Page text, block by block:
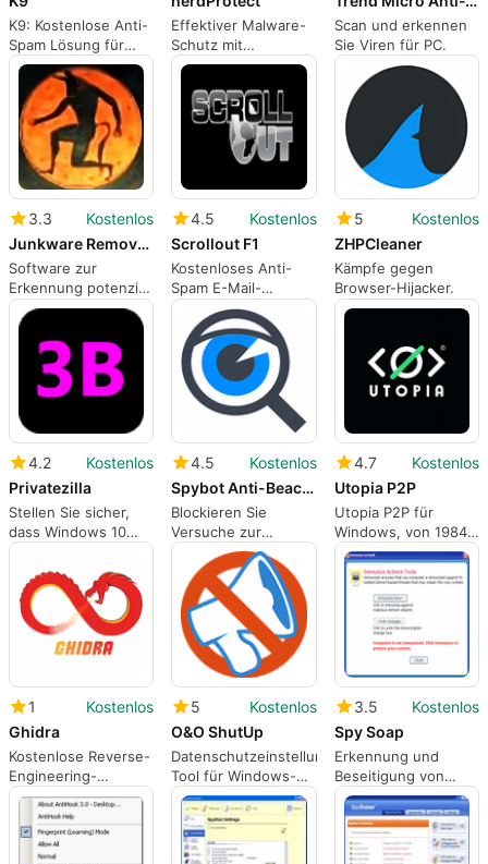
K9: Kostenlose Anti-
Spam Lösung für
Windows
Effektiver Malware-
Schutz mit
herdProtect
Scan und erkennen
Sie Viren für PC.
3.3
Kostenlos
Junkware Removal Tool
Software zur
Erkennung potenziell
unerwünschter
Programme aus
einem
Betriebssystem
4.5
Kostenlos
Scrollout F1
Kostenloses Anti-
Spam E-Mail-
Gateway
5
Kostenlos
ZHPCleaner
Kämpfe gegen
Browser-Hijacker.
4.2
Kostenlos
Privatezilla
Stellen Sie sicher,
dass Windows 10
den
Datenschutzrichtlinien
entspricht.
4.5
Kostenlos
Spybot Anti-Beacon
Blockieren Sie
Versuche zur
Datensammlung.
4.7
Kostenlos
Utopia P2P
Utopia P2P für
Windows, von 1984
Group LP.
1
Kostenlos
Ghidra
Kostenlose Reverse-
Engineering-
Software
5
Kostenlos
O&O ShutUp
Datenschutzeinstellungen-
Tool für Windows-
PCs
3.5
Kostenlos
Spy Soap
Erkennung und
Beseitigung von
Spyware, Keyloggern
und anderen
Trackware-
Komponenten